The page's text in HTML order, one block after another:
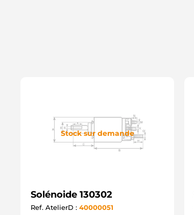
Stock sur demande
Solénoide 130302
Ref. AtelierD : 40000051